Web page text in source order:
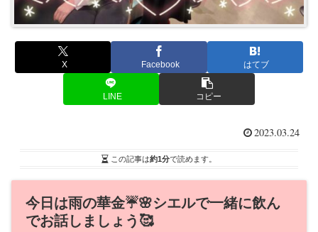
X Facebook はてブ
LINE コピー
2023.03.24
この記事は約1分で読めます。
今日は雨の華金☔️🌸シエルで一緒に飲ん
でお話しましょう🥰